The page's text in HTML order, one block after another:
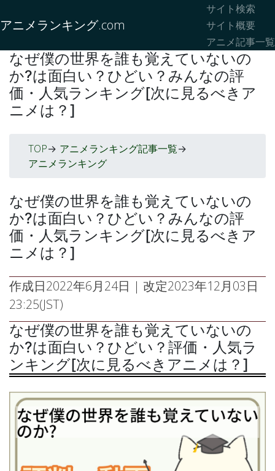
アニメランキング.com
サイト検索
サイト概要
アニメ記事一覧
なぜ僕の世界を誰も覚えていないの
か?は面白い？ひどい？みんなの評
価・人気ランキング[次に見るべきア
ニメは？]
TOP-> アニメランキング記事一覧->
アニメランキング
なぜ僕の世界を誰も覚えていないの
か?は面白い？ひどい？みんなの評
価・人気ランキング[次に見るべきア
ニメは？]
作成日2022年6月24日 | 改定2023年12月03日
23:25(JST)
なぜ僕の世界を誰も覚えていないの
か?は面白い？ひどい？評価・人気ラ
ンキング[次に見るべきアニメは？]